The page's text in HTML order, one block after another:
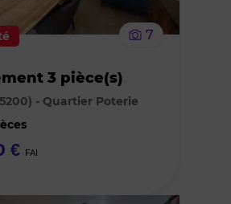
7
3 pièce(s)
- Quartier Poterie
€ FAI